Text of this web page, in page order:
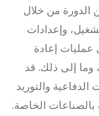
الدورة من خلال
وإعدادات
عمليات إعادة
وما إلى ذلك. قد
والتوريد
الخاصة.